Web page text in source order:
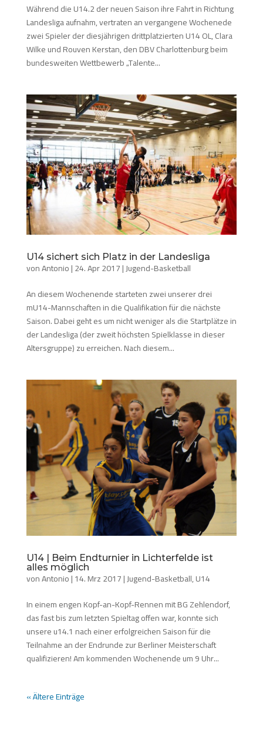
Während die U14.2 der neuen Saison ihre Fahrt in Richtung
Landesliga aufnahm, vertraten an vergangene Wochenede
zwei Spieler der diesjährigen drittplatzierten U14 OL, Clara
Wilke und Rouven Kerstan, den DBV Charlottenburg beim
bundesweiten Wettbewerb „Talente...
U14 sichert sich Platz in der Landesliga
vonAntonio|24. Apr 2017|Jugend-Basketball
An diesem Wochenende starteten zwei unserer drei
mU14-Mannschaften in die Qualifikation für die nächste
Saison. Dabei geht es um nicht weniger als die Startplätze in
der Landesliga (der zweit höchsten Spielklasse in dieser
Altersgruppe) zu erreichen. Nach diesem...
U14 | Beim Endturnier in Lichterfelde ist
alles möglich
vonAntonio|14. Mrz 2017|Jugend-Basketball,U14
In einem engen Kopf-an-Kopf-Rennen mit BG Zehlendorf,
das fast bis zum letzten Spieltag offen war, konnte sich
unsere u14.1 nach einer erfolgreichen Saison für die
Teilnahme an der Endrunde zur Berliner Meisterschaft
qualifizieren! Am kommenden Wochenende um 9 Uhr...
« Ältere Einträge